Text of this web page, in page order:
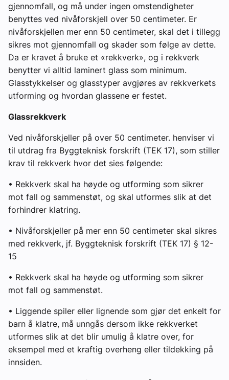
gjennomfall, og må under ingen omstendigheter
benyttes ved nivåforskjell over 50 centimeter. Er
nivåforskjellen mer enn 50 centimeter, skal det i tillegg
sikres mot gjennomfall og skader som følge av dette.
Da er kravet å bruke et «rekkverk», og i rekkverk
benytter vi alltid laminert glass som minimum.
Glasstykkelser og glasstyper avgjøres av rekkverkets
utforming og hvordan glassene er festet.
Glassrekkverk
Ved nivåforskjeller på over 50 centimeter. henviser vi
til utdrag fra Byggteknisk forskrift (TEK 17), som stiller
krav til rekkverk hvor det sies følgende:
• Rekkverk skal ha høyde og utforming som sikrer
mot fall og sammenstøt, og skal utformes slik at det
forhindrer klatring.
• Nivåforskjeller på mer enn 50 centimeter skal sikres
med rekkverk, jf. Byggteknisk forskrift (TEK 17) § 12-
15
• Rekkverk skal ha høyde og utforming som sikrer
mot fall og sammenstøt.
• Liggende spiler eller lignende som gjør det enkelt for
barn å klatre, må unngås dersom ikke rekkverket
utformes slik at det blir umulig å klatre over, for
eksempel med et kraftig overheng eller tildekking på
innsiden.